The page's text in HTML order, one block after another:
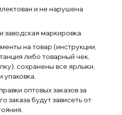
и не нарушена
заводская маркировка
на товар (инструкции,
либо товарный чек,
сохранены все ярлыки,
упаковка.
оптовых заказов за
заказа будут зависеть от